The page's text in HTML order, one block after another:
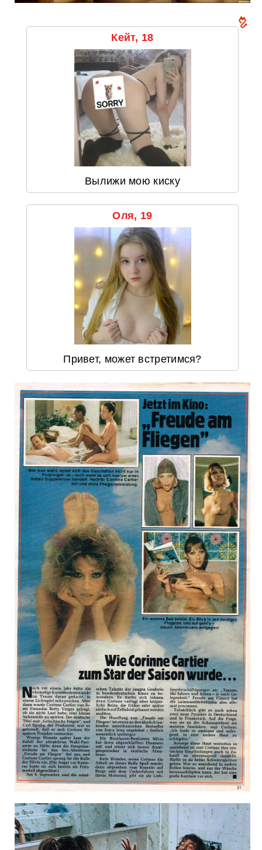
Кейт, 18
Вылижи мою киску
Оля, 19
Привет, может встретимся?